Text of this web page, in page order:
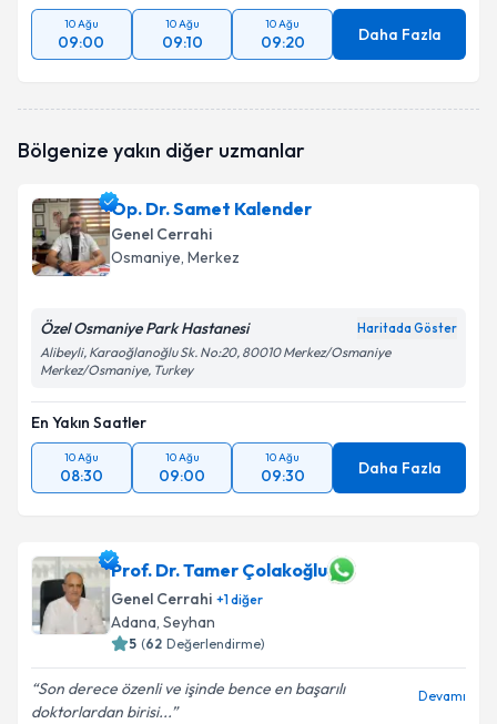
10 Ağu
09:00
10 Ağu
09:10
10 Ağu
09:20 Daha Fazla
Bölgenize yakın diğer uzmanlar
Op. Dr. Samet Kalender
Genel Cerrahi
Osmaniye, Merkez
Özel Osmaniye Park Hastanesi Haritada Göster
Alibeyli, Karaoğlanoğlu Sk. No:20, 80010 Merkez/Osmaniye
Merkez/Osmaniye, Turkey
En Yakın Saatler
10 Ağu
08:30
10 Ağu
09:00
10 Ağu
09:30 Daha Fazla
Prof. Dr. Tamer Çolakoğlu
Genel Cerrahi +1diğer
Adana, Seyhan
5 (62 Değerlendirme)
Son derece özenli ve işinde bence en başarılı
doktorlardan birisi...
Devamı